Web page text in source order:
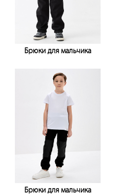
Брюки для мальчика
Брюки для мальчика